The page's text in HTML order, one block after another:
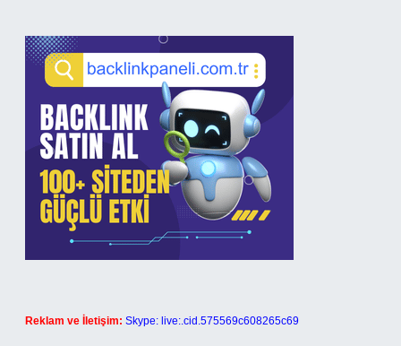
Reklam ve İletişim: Skype: live:.cid.575569c608265c69